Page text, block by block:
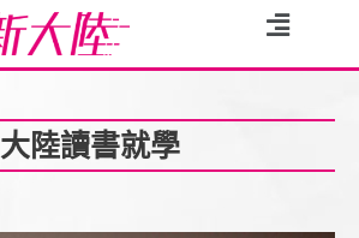
大陸讀書就學